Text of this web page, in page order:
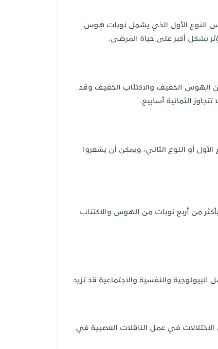
النوع الأول الذي يشمل نوبات هوس
بشكل أكبر على حياة المرضى.
الهوس الخفيف والاكتئاب الخفيف وقد
الثمانية أسابيع.
أو النوع الثاني، ويمكن أن يشعروا
من أربع نوبات من الهوس والاكتئاب
والنفسية والاجتماعية قد تزيد
في عمل الناقلات العصبية في